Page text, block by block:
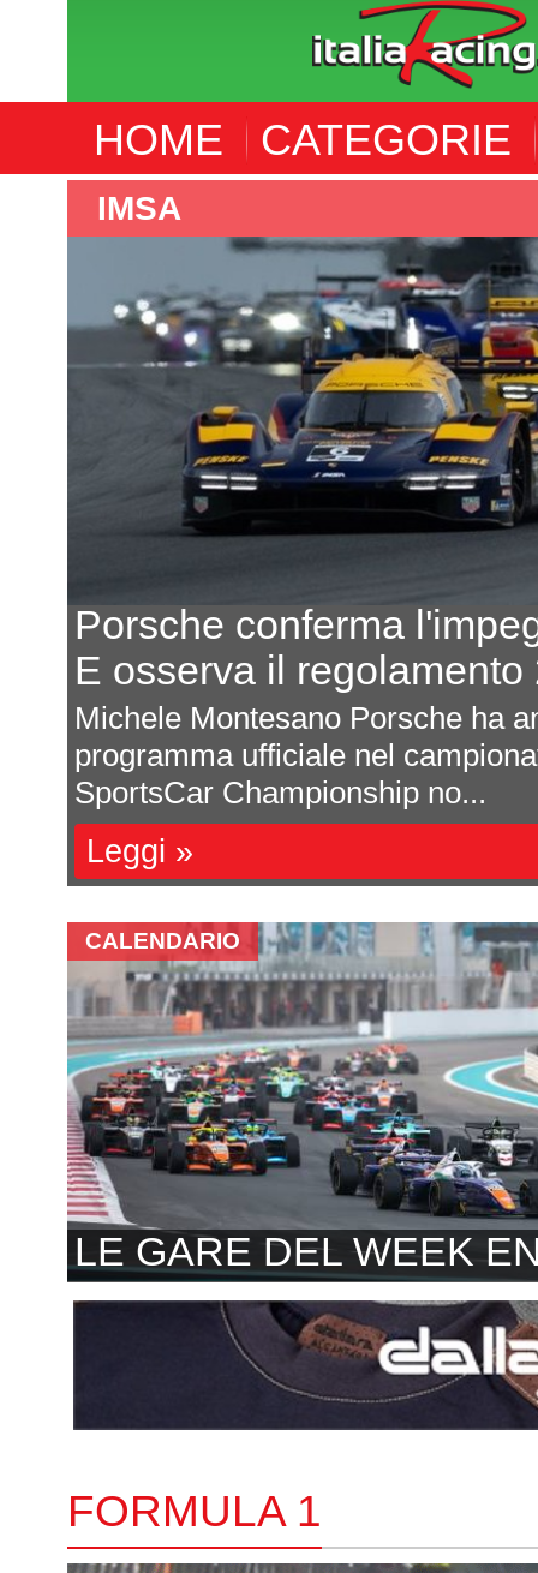
HOME CATEGORIE
IMSA
Porsche conferma
E osserva il
Michele Montesano Porsche ha
programma ufficiale nel
SportsCar Championship no...
Leggi »
CALENDARIO
LE GARE DEL WEEK
FORMULA 1